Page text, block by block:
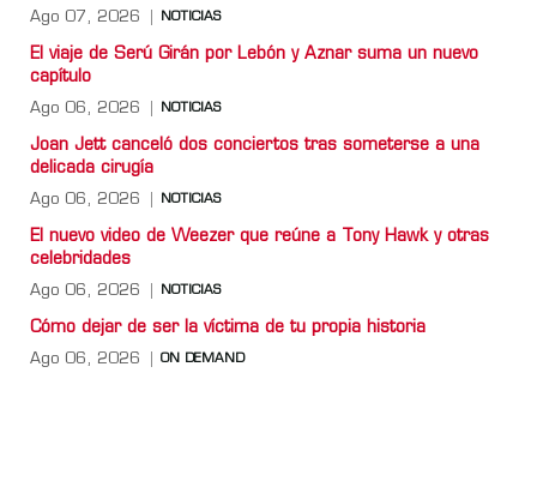
Ago 07, 2026 NOTICIAS
El viaje de Serú Girán por Lebón y Aznar suma un nuevo
capítulo
Ago 06, 2026 NOTICIAS
Joan Jett canceló dos conciertos tras someterse a una
delicada cirugía
Ago 06, 2026 NOTICIAS
El nuevo video de Weezer que reúne a Tony Hawk y otras
celebridades
Ago 06, 2026 NOTICIAS
Cómo dejar de ser la víctima de tu propia historia
Ago 06, 2026 ON DEMAND